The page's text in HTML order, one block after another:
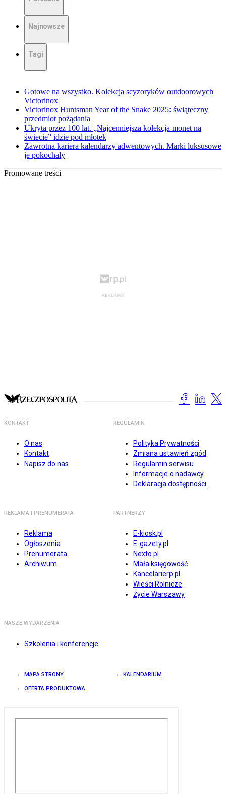
Najnowsze
Tagi
Gotowe na wszystko. Kolekcja scyzoryków outdoorowych
Victorinox
Victorinox Huntsman Year of the Snake 2025: świąteczny
przedmiot pożądania
Ukryta przez 100 lat. „Najcenniejsza kolekcja monet na
świecie” idzie pod młotek
Zawrotna kariera kalendarzy adwentowych. Marki luksusowe
je pokochały
Promowane treści
KONTAKT
O nas
Kontakt
Napisz do nas
REGULAMIN
Polityka Prywatności
Zmiana ustawień zgód
Regulamin serwisu
Informacje o nadawcy
Deklaracja dostępności
REKLAMA I PRENUMERATA
Reklama
Ogłoszenia
Prenumerata
Archiwum
PARTNERZY
E-kiosk.pl
E-gazety.pl
Nexto.pl
Mała księgowość
Kancelarierp.pl
Wieści Rolnicze
Życie Warszawy
NASZE WYDARZENIA
Szkolenia i konferencje
MAPA STRONY KALENDARIUM
OFERTA PRODUKTOWA